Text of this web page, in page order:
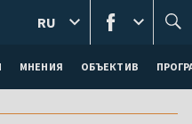
МНЕНИЯ ОБЪЕКТИВ
RU